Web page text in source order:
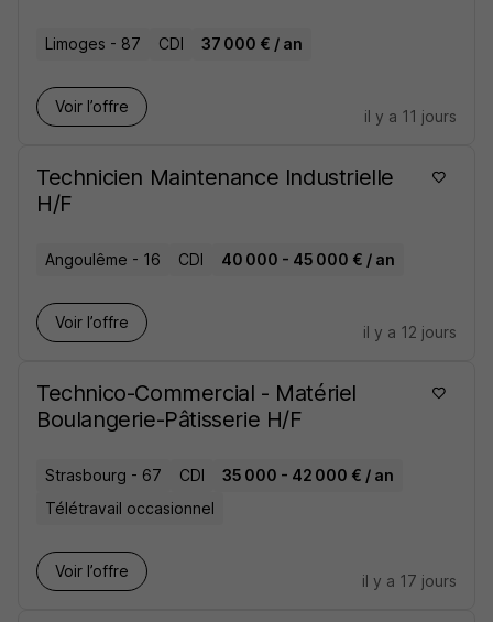
Limoges - 87 CDI 37 000 € / an
Voir l’offre
il y a 11 jours
Technicien Maintenance Industrielle
H/F
Angoulême - 16 CDI 40 000 - 45 000 € / an
Voir l’offre
il y a 12 jours
Technico-Commercial - Matériel
Boulangerie-Pâtisserie H/F
Strasbourg - 67 CDI
35 000 - 42 000 € / an
Télétravail occasionnel
Voir l’offre
il y a 17 jours